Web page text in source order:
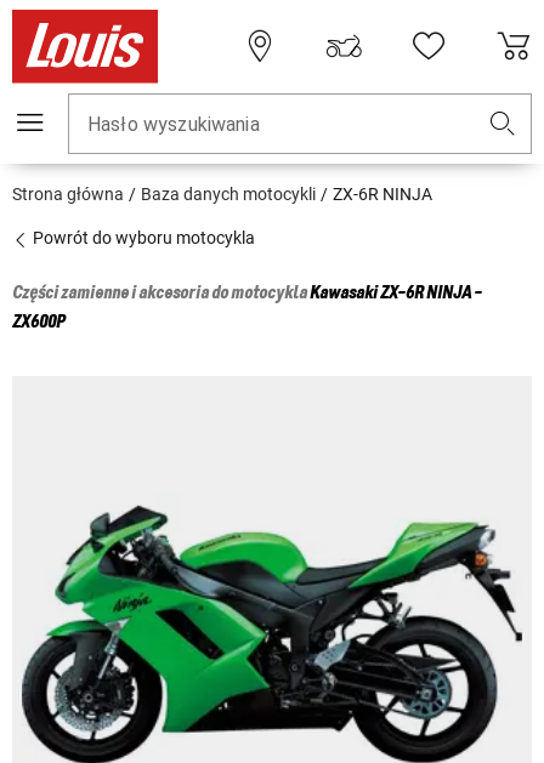
Hasło wyszukiwania
Strona główna Baza danych motocykli ZX-6R NINJA
Powrót do wyboru motocykla
Części zamienne i akcesoria do motocyklaKawasakiZX-6R NINJA -
ZX600P